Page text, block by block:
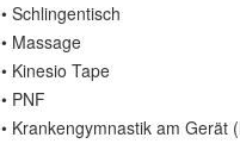
• Schlingentisch
• Massage
• Kinesio Tape
• PNF
• Krankengymnastik am Gerät